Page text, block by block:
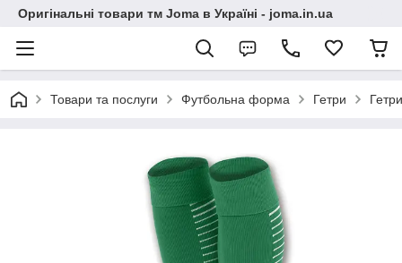
Оригінальні товари тм Joma в Україні - joma.in.ua
Товари та послуги Футбольна форма Гетри